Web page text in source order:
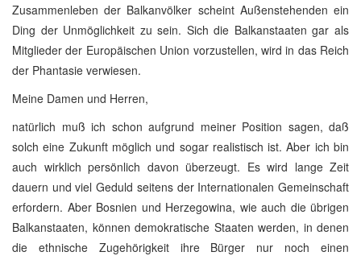
Zusammenleben der Balkanvölker scheint Außenstehenden ein
Ding der Unmöglichkeit zu sein. Sich die Balkanstaaten gar als
Mitglieder der Europäischen Union vorzustellen, wird in das Reich
der Phantasie verwiesen.
Meine Damen und Herren,
natürlich muß ich schon aufgrund meiner Position sagen, daß
solch eine Zukunft möglich und sogar realistisch ist. Aber ich bin
auch wirklich persönlich davon überzeugt. Es wird lange Zeit
dauern und viel Geduld seitens der Internationalen Gemeinschaft
erfordern. Aber Bosnien und Herzegowina, wie auch die übrigen
Balkanstaaten, können demokratische Staaten werden, in denen
die ethnische Zugehörigkeit ihre Bürger nur noch einen